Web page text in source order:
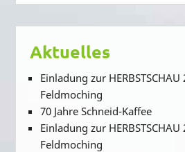
Aktuelles
Einladung zur HERBSTSCHAU
Feldmoching
70 Jahre Schneid-Kaffee
Einladung zur HERBSTSCHAU
Feldmoching